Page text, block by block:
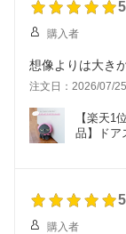
5
購入者
想像よりは大き
注文日：2026/07/25
【楽天1
品】ドア
5
購入者